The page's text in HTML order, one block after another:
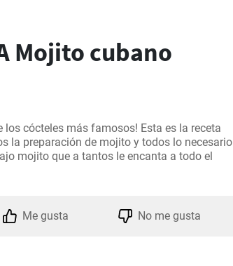
Mojito cubano
los cócteles más famosos! Esta es la receta
la preparación de mojito y todos lo necesario
mojito que a tantos le encanta a todo el
Me gusta No me gusta